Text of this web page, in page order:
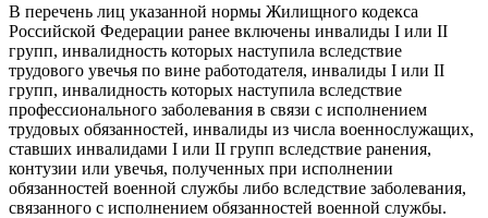
В перечень лиц указанной нормы Жилищного кодекса
Российской Федерации ранее включены инвалиды I или II
групп, инвалидность которых наступила вследствие
трудового увечья по вине работодателя, инвалиды I или II
групп, инвалидность которых наступила вследствие
профессионального заболевания в связи с исполнением
трудовых обязанностей, инвалиды из числа военнослужащих,
ставших инвалидами I или II групп вследствие ранения,
контузии или увечья, полученных при исполнении
обязанностей военной службы либо вследствие заболевания,
связанного с исполнением обязанностей военной службы.